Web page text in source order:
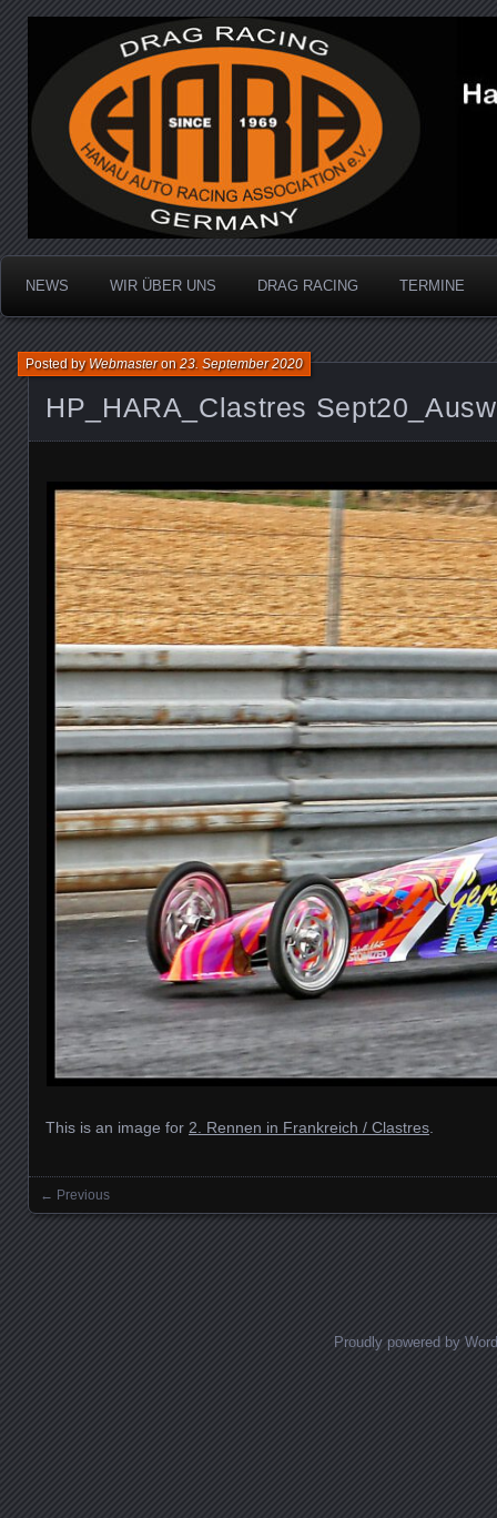
Hanau Auto Racing
Dragracing auf der 1/4 Meile
NEWS WIR ÜBER UNS DRAG RACING TERMINE
HP_HARA_Clastres
Posted byWebmasteron23. September 2020
This is an image for 2. Rennen in Frankreich / Clastres.
Images navigation
← Previous
Proudly powered by